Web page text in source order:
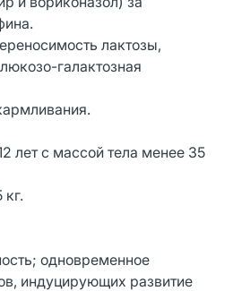
лактозы,
галактозная
лет с массой тела менее 35
одновременное
индуцирующих развитие